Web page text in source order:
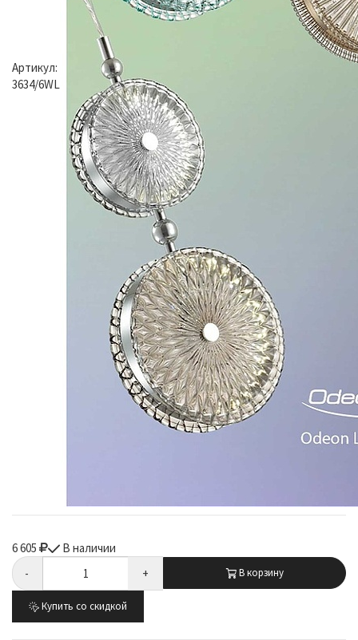
Артикул:
3634/6WL
6 605
В наличии
-
+ В корзину
Купить со скидкой